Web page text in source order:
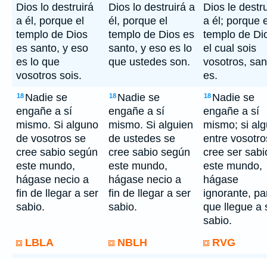
Dios lo destruirá
a él, porque el
templo de Dios
es santo, y eso
es lo que
vosotros sois.
Dios lo destruirá a
él, porque el
templo de Dios es
santo, y eso es lo
que ustedes son.
Dios le
a él; porque
templo de
el cual sois
vosotros,
es.
18 Nadie se
engañe a sí
mismo. Si alguno
de vosotros se
cree sabio según
este mundo,
hágase necio a
fin de llegar a ser
sabio.
18 Nadie se
engañe a sí
mismo. Si alguien
de ustedes se
cree sabio según
este mundo,
hágase necio a
fin de llegar a ser
sabio.
18 Nadie se
engañe a sí
mismo; si
entre
cree ser
este mundo,
hágase
ignorante,
que llegue a
sabio.
LBLA
NBLH RVG